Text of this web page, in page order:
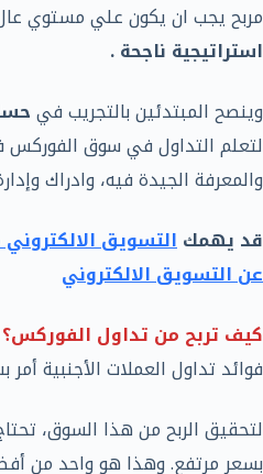
مربح يجب ان يكون علي مستوي عال
استراتيجية ناجحة .
وينصح المبتدئين بالتجريب في
لتعلم التداول في سوق الفوركس
والمعرفة الجيدة فيه، وادراك
قد يهمكالتسويق
عن التسويق الالكتروني
كيف تربح من تداول الفوركس؟
فوائد تداول العملات الأجنبية أمر
لتحقيق الربح من هذا السوق،
بسعر مرتفع. وهذا هو واحد من